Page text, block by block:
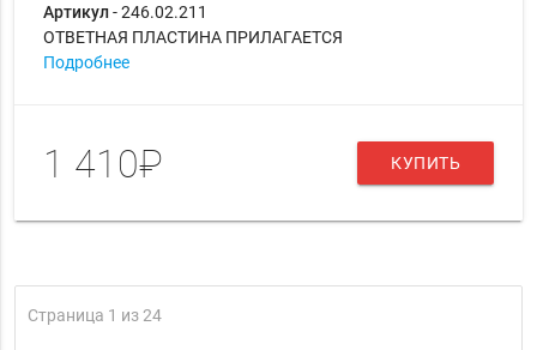
Артикул- 246.02.211
ОТВЕТНАЯ ПЛАСТИНА ПРИЛАГАЕТСЯ
Подробнее
1 410₽ КУПИТЬ
Страница 1 из 24